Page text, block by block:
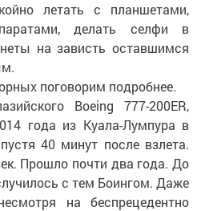
летать с планшетами,
делать селфи в
на зависть оставшимся
поговорим подробнее.
Boeing 777-200ER,
года из Куала-Лумпура в
40 минут после взлета.
Прошло почти два года. До
с тем Боингом. Даже
на беспрецедентно